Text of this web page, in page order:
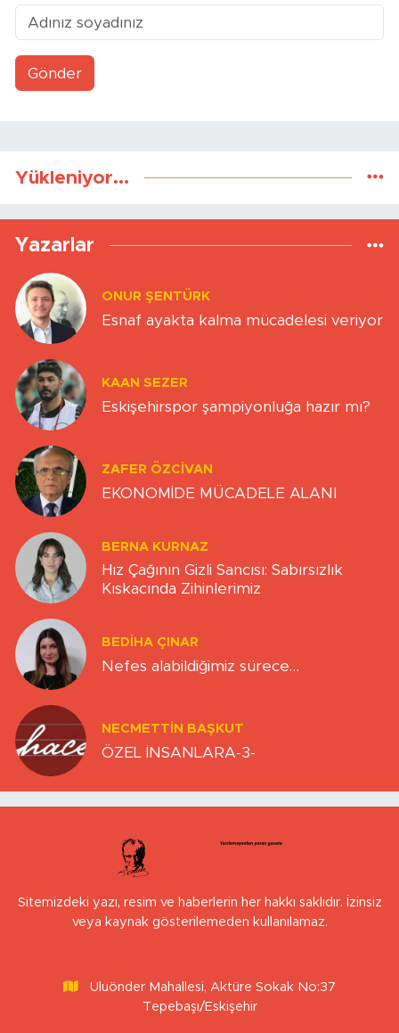
Gönder
Yükleniyor...
Yazarlar
ONUR ŞENTÜRK
Esnaf ayakta kalma mücadelesi veriyor
KAAN SEZER
Eskişehirspor şampiyonluğa hazır mı?
ZAFER ÖZCIVAN
EKONOMİDE MÜCADELE ALANI
BERNA KURNAZ
Hız Çağının Gizli Sancısı: Sabırsızlık
Kıskacında Zihinlerimiz
BEDIHA ÇINAR
Nefes alabildiğimiz sürece…
NECMETTIN BAŞKUT
ÖZEL İNSANLARA-3-
Sitemizdeki yazı, resim ve haberlerin her hakkı saklıdır. İzinsiz
veya kaynak gösterilemeden kullanılamaz.
Uluönder Mahallesi, Aktüre Sokak No:37
Tepebaşı/Eskişehir